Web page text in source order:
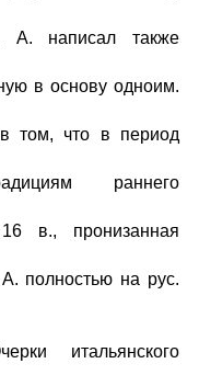
А. написал также
в основу одноим.
том, что в период
раннего
в., пронизанная
полностью на рус.
итальянского